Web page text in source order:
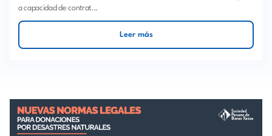
a capacidad de contrat...
Leer más